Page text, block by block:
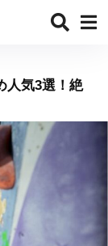
人気3選！絶